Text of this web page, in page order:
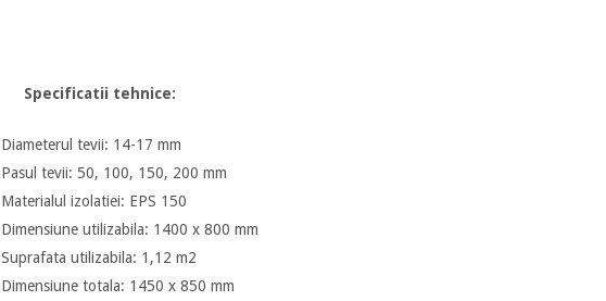
Specificatii tehnice:
Diameterul tevii: 14-17 mm
Pasul tevii: 50, 100, 150, 200 mm
Materialul izolatiei: EPS 150
Dimensiune utilizabila: 1400 x 800 mm
Suprafata utilizabila: 1,12 m2
Dimensiune totala: 1450 x 850 mm